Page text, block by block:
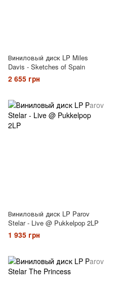
Виниловый диск LP Miles
Davis - Sketches of Spain
2 655 грн
Виниловый диск LP Parov
Stelar - Live @ Pukkelpop 2LP
1 935 грн